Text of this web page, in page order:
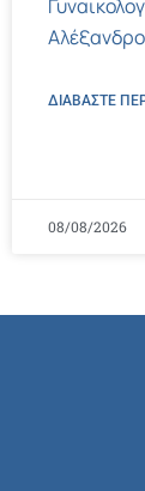
ΔΙΑΒΑΣΤΕ
08/08/2026